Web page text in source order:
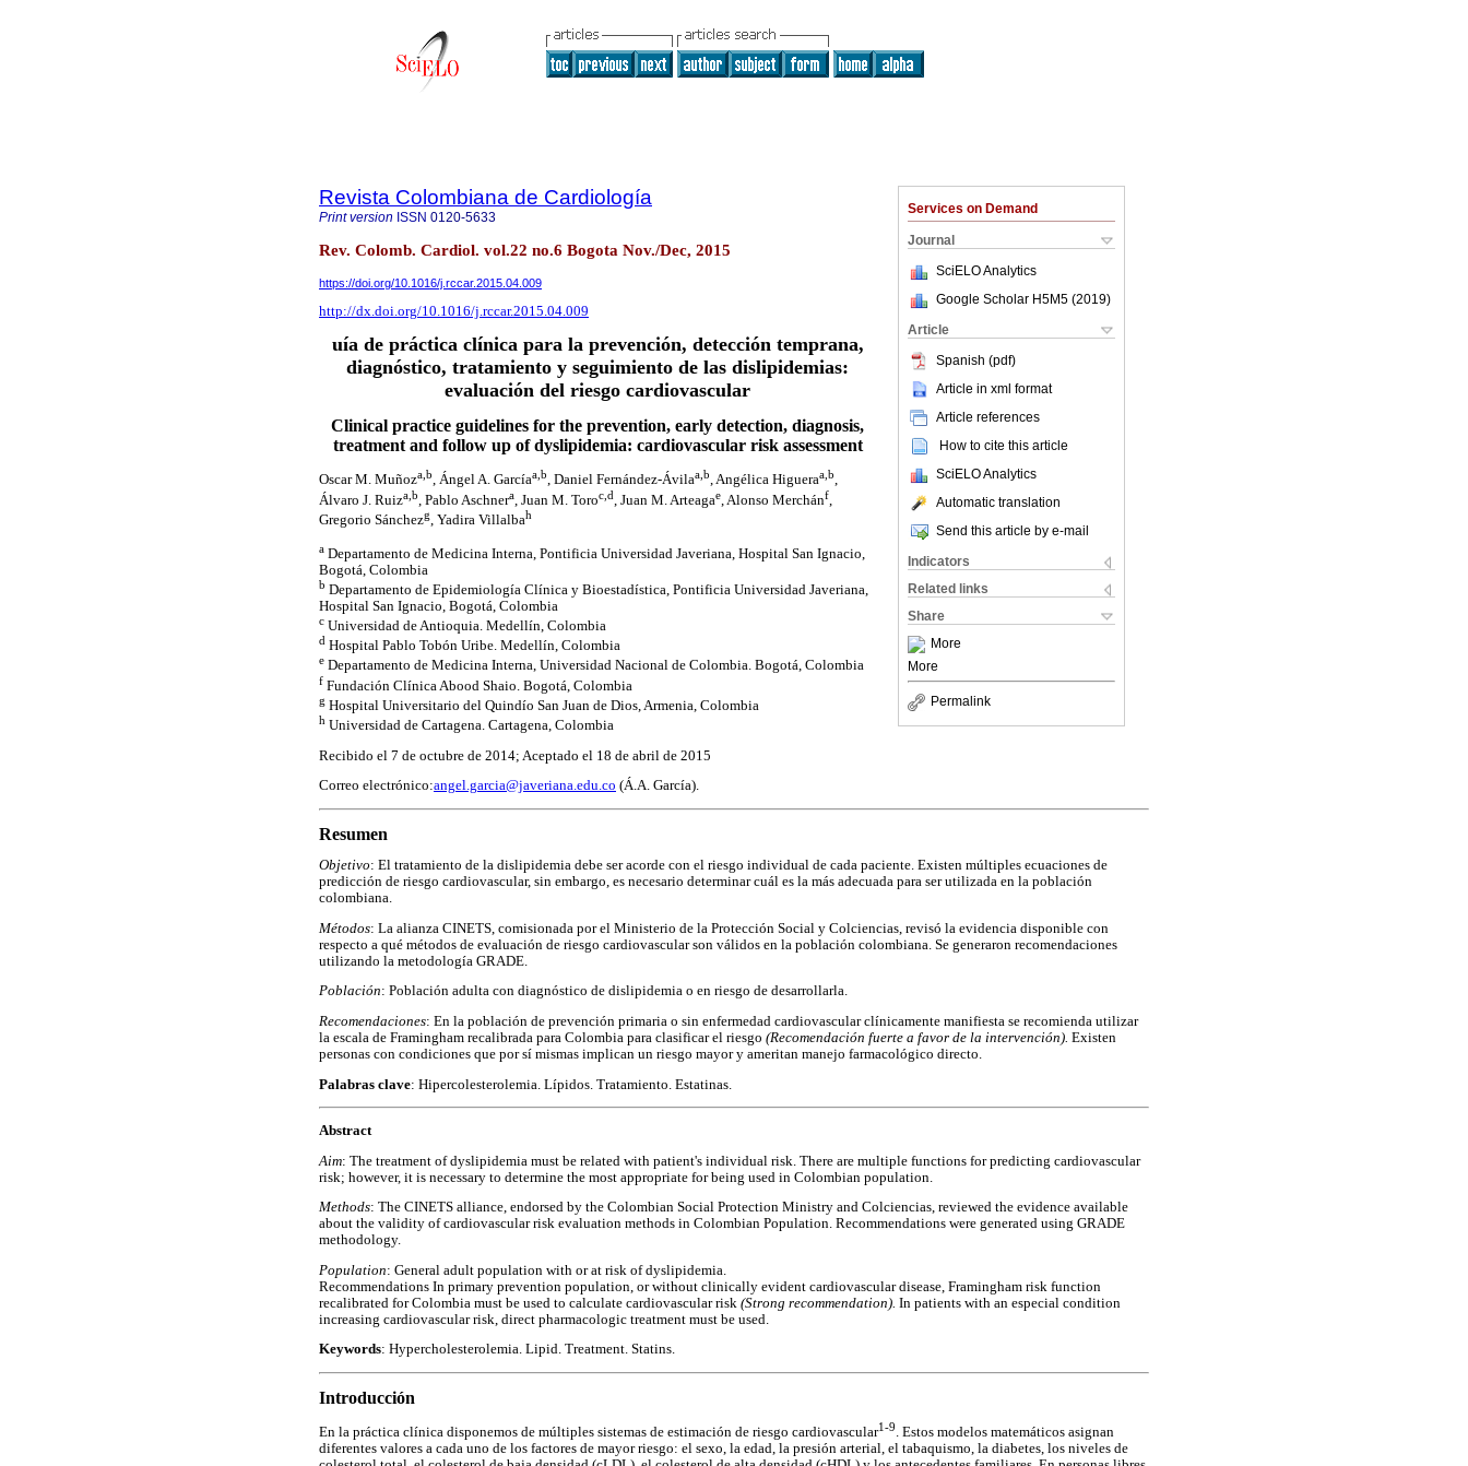
Services on Demand
Journal
SciELO Analytics
Google Scholar H5M5 (2019)
Article
Spanish (pdf)
Article in xml format
Article references
How to cite this article
SciELO Analytics
Automatic translation
Send this article by e-mail
Indicators
Related links
Share
More
More
Permalink
Revista Colombiana de Cardiología
Print version ISSN 0120-5633
Rev. Colomb. Cardiol. vol.22 no.6 Bogota Nov./Dec, 2015
https://doi.org/10.1016/j.rccar.2015.04.009
http://dx.doi.org/10.1016/j.rccar.2015.04.009
uía de práctica clínica para la prevención, detección temprana,
diagnóstico, tratamiento y seguimiento de las dislipidemias:
evaluación del riesgo cardiovascular
Clinical practice guidelines for the prevention, early detection, diagnosis,
treatment and follow up of dyslipidemia: cardiovascular risk assessment
Oscar M. Muñoza,b, Ángel A. Garcíaa,b, Daniel Fernández-Ávilaa,b, Angélica Higueraa,b,
Álvaro J. Ruiza,b , Pablo Aschnera , Juan M. Toroc,d , Juan M. Arteagae , Alonso Merchánf
Gregorio Sánchezg, Yadira Villalbah
a Departamento de Medicina Interna, Pontificia Universidad Javeriana, Hospital San Ignacio,
Bogotá, Colombia
b Departamento de Epidemiología Clínica y Bioestadística, Pontificia Universidad Javeriana,
Hospital San Ignacio, Bogotá, Colombia
c Universidad de Antioquia. Medellín, Colombia
d Hospital Pablo Tobón Uribe. Medellín, Colombia
e Departamento de Medicina Interna, Universidad Nacional de Colombia. Bogotá, Colombia
f Fundación Clínica Abood Shaio. Bogotá, Colombia
g Hospital Universitario del Quindío San Juan de Dios, Armenia, Colombia
h Universidad de Cartagena. Cartagena, Colombia
Recibido el 7 de octubre de 2014; Aceptado el 18 de abril de 2015
Correo electrónico:angel.garcia@javeriana.edu.co (Á.A. García).
Resumen
Objetivo: El tratamiento de la dislipidemia debe ser acorde con el riesgo individual de cada paciente. Existen múltiples ecuaciones de
predicción de riesgo cardiovascular, sin embargo, es necesario determinar cuál es la más adecuada para ser utilizada en la población
colombiana.
Métodos: La alianza CINETS, comisionada por el Ministerio de la Protección Social y Colciencias, revisó la evidencia disponible con
respecto a qué métodos de evaluación de riesgo cardiovascular son válidos en la población colombiana. Se generaron recomendaciones
utilizando la metodología GRADE.
Población: Población adulta con diagnóstico de dislipidemia o en riesgo de desarrollarla.
Recomendaciones: En la población de prevención primaria o sin enfermedad cardiovascular clínicamente manifiesta se recomienda utilizar
la escala de Framingham recalibrada para Colombia para clasificar el riesgo (Recomendación fuerte a favor de la intervención). Existen
personas con condiciones que por sí mismas implican un riesgo mayor y ameritan manejo farmacológico directo.
Palabras clave: Hipercolesterolemia. Lípidos. Tratamiento. Estatinas.
Abstract
Aim: The treatment of dyslipidemia must be related with patient's individual risk. There are multiple functions for predicting cardiovascular
risk; however, it is necessary to determine the most appropriate for being used in Colombian population.
Methods: The CINETS alliance, endorsed by the Colombian Social Protection Ministry and Colciencias, reviewed the evidence available
about the validity of cardiovascular risk evaluation methods in Colombian Population. Recommendations were generated using GRADE
methodology.
Population: General adult population with or at risk of dyslipidemia.
Recommendations In primary prevention population, or without clinically evident cardiovascular disease, Framingham risk function
recalibrated for Colombia must be used to calculate cardiovascular risk (Strong recommendation). In patients with an especial condition
increasing cardiovascular risk, direct pharmacologic treatment must be used.
Keywords: Hypercholesterolemia. Lipid. Treatment. Statins.
Introducción
En la práctica clínica disponemos de múltiples sistemas de estimación de riesgo cardiovascular1-9. Estos modelos matemáticos asignan
diferentes valores a cada uno de los factores de mayor riesgo: el sexo, la edad, la presión arterial, el tabaquismo, la diabetes, los niveles de